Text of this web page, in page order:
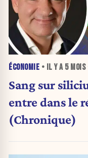
ÉCONOMIE • IL Y A 5 MOIS
Sang sur
entre dans le
(Chronique)